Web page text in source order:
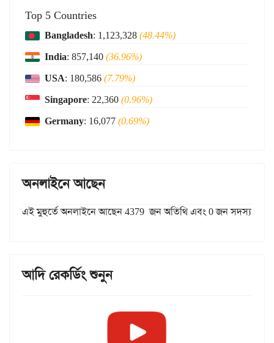
Top 5 Countries
Bangladesh: 1,123,328(48.44%)
India: 857,140(36.96%)
USA: 180,586(7.79%)
Singapore: 22,360(0.96%)
Germany: 16,077(0.69%)
অনলাইনে আছেন
এই মুহুর্তে অনলাইনে আছেন 4379 জন অতিথি এবং 0 জন সদস্য
আদি রেকর্ডিং শুনুন